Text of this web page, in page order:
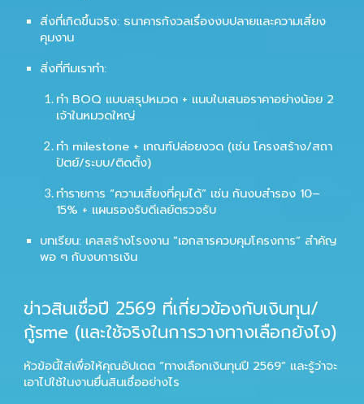
สิ่งที่เกิดขึ้นจริง: ธนาคารกังวลเรื่องงบปลายและความเสี่ยง
คุมงาน
สิ่งที่ทีมเราทำ:
ทำ BOQ แบบสรุปหมวด + แนบใบเสนอราคาอย่างน้อย 2
เจ้าในหมวดใหญ่
ทำ milestone + เกณฑ์ปล่อยงวด (เช่น โครงสร้าง/สถา
ปัตย์/ระบบ/ติดตั้ง)
ทำรายการ “ความเสี่ยงที่คุมได้” เช่น กันงบสำรอง 10–
15% + แผนรองรับดีเลย์ตรวจรับ
บทเรียน: เคสสร้างโรงงาน “เอกสารควบคุมโครงการ” สำคัญ
พอ ๆ กับงบการเงิน
ข่าวสินเชื่อปี 2569 ที่เกี่ยวข้องกับเงินทุน/
กู้sme (และใช้จริงในการวางทางเลือกยังไง)
หัวข้อนี้ใส่เพื่อให้คุณอัปเดต “ทางเลือกเงินทุนปี 2569” และรู้ว่าจะ
เอาไปใช้ในงานยื่นสินเชื่ออย่างไร